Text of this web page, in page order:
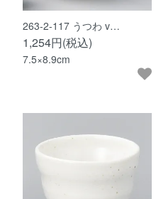
263-2-117 うつわ v…
1,254円(税込)
7.5×8.9cm